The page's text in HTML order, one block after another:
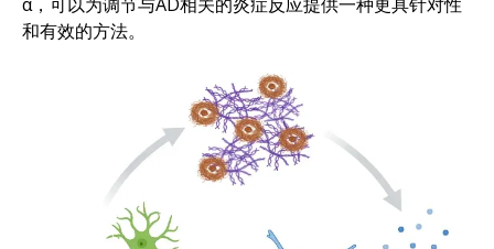
和有效的方法。